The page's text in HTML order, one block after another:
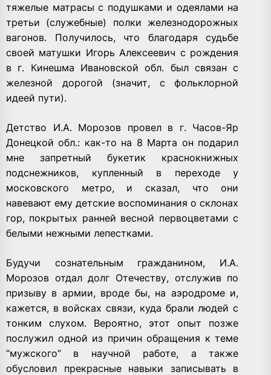
тяжелые матрасы с подушками и одеялами на
третьи (служебные) полки железнодорожных
вагонов. Получилось, что благодаря судьбе
своей матушки Игорь Алексеевич с рождения
в г. Кинешма Ивановской обл. был связан с
железной дорогой (значит, с фольклорной
идеей пути).
Детство И.А. Морозов провел в г. Часов-Яр
Донецкой обл.: как-то на 8 Марта он подарил
мне запретный букетик краснокнижных
подснежников, купленный в переходе у
московского метро, и сказал, что они
навевают ему детские воспоминания о склонах
гор, покрытых ранней весной первоцветами с
белыми нежными лепестками.
Будучи сознательным гражданином, И.А.
Морозов отдал долг Отечеству, отслужив по
призыву в армии, вроде бы, на аэродроме и,
кажется, в войсках связи, куда брали людей с
тонким слухом. Вероятно, этот опыт позже
послужил одной из причин обращения к теме
“мужского” в научной работе, а также
обусловил прекрасные навыки записывать в